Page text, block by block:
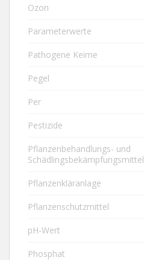
Ozon
Parameterwerte
Pathogene Keime
Pegel
Per
Pestizide
Pflanzenbehandlungs- und
Schädlingsbekämpfungsmittel
Pflanzenkläranlage
Pflanzenschutzmittel
pH-Wert
Phosphat